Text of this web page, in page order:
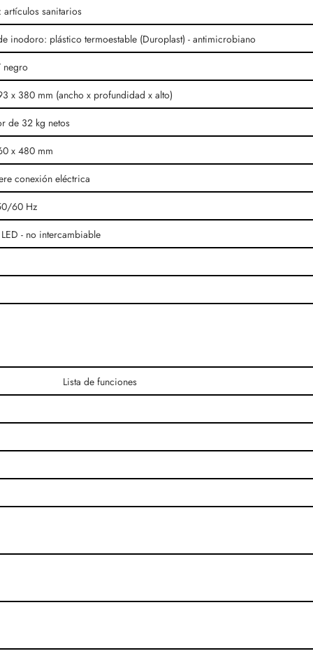
sanitarios
inodoro: plástico termoestable (Duroplast) - antimicrobiano
x 380 mm (ancho x profundidad x alto)
de 32 kg netos
x 480 mm
conexión eléctrica
60 Hz
- no intercambiable
Lista de funciones